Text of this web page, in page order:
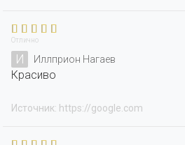
Отлично
И Иллприон Нагаев
Красиво
Источник: https://google.com